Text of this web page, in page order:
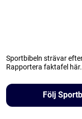
Sportbibeln strävar
Rapportera faktafel här.
Följ